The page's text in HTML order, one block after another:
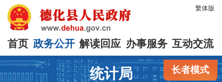
繁体版
首页 政务公开 解读回应 办事服务 互动交流
长者模式
统计局